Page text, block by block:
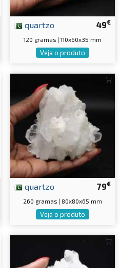
49€
quartzo
120 gramas | 110x60x35 mm
Veja o produto
79€
quartzo
260 gramas | 80x80x65 mm
Veja o produto